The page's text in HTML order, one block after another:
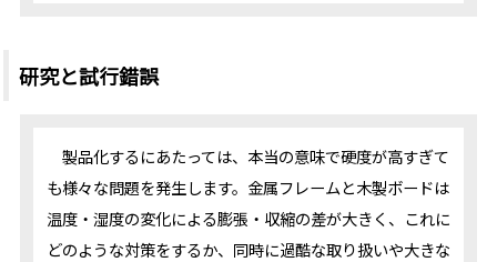
研究と試行錯誤
製品化するにあたっては、本当の意味で硬度が高すぎて
も様々な問題を発生します。金属フレームと木製ボードは
温度・湿度の変化による膨張・収縮の差が大きく、これに
どのような対策をするか、同時に過酷な取り扱いや大きな